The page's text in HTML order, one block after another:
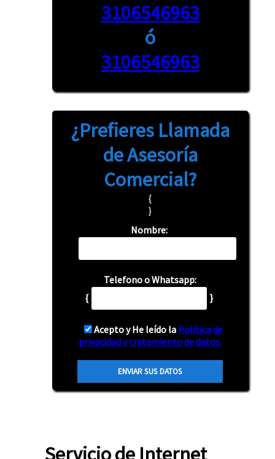
3106546963
ó
3106546963
¿Prefieres Llamada
de Asesoría
Comercial?
{
}
Nombre:
Telefono o Whatsapp:
{
}
Acepto y He leído la Política de
privacidad y tratamiento de datos.
Servicio de Internet